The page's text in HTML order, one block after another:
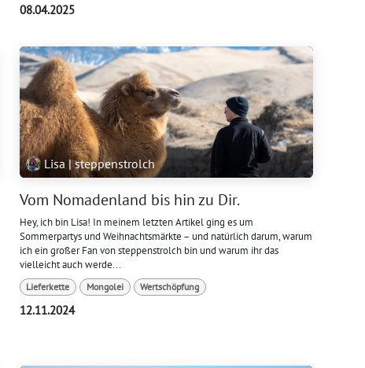
08.04.2025
Lisa | steppenstrolch
Vom Nomadenland bis hin zu Dir.
Hey, ich bin Lisa! In meinem letzten Artikel ging es um
Sommerpartys und Weihnachtsmärkte – und natürlich darum, warum
ich ein großer Fan von steppenstrolch bin und warum ihr das
vielleicht auch werde...
Lieferkette Mongolei Wertschöpfung
12.11.2024